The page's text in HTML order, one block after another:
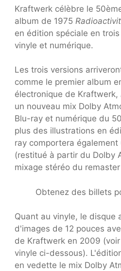
Kraftwerk célèbre le
album de 1975
en édition spéciale en
vinyle et numérique.
Les trois versions
comme le premier album
électronique de Kraftwerk,
un nouveau mix Dolby
Blu-ray et numérique du
plus des illustrations en
ray comportera également
(restitué à partir du Dolby
mixage stéréo du
Obtenez des billets
Quant au vinyle, le disque
d'images de 12 pouces
de Kraftwerk en 2009
vinyle ci-dessous).
en vedette le mix Dolby